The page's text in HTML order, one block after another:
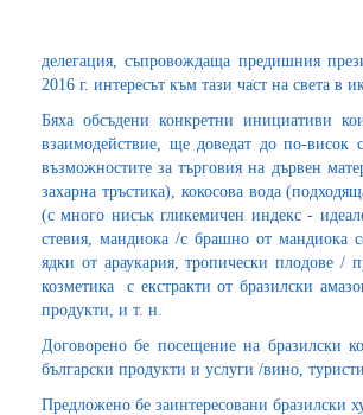
делегация, съпровождаща предишния
2016 г. интересът към тази част на света в
Бяха обсъдени конкретни инициативи
взаимодействие, ще доведат до по-висок
възможностите за търговия на дървен
захарна тръстика), кокосова вода
(с много нисък гликемичен индекс -
стевия, мандиока /с брашно от мандиока
ядки от араукария, тропически плодове /
козметика с екстракти от бразилски
продукти, и т. н.
Договорено бе посещение на бразилски
български продукти и услуги /вино,
Предложено бе заинтересовани бразилски